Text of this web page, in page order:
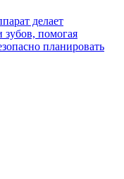
делает
помогая
планировать